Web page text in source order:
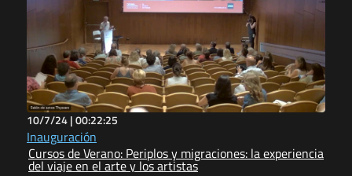
10/7/24 |00:22:25
Inauguración
Cursos de Verano: Periplos y migraciones: la experiencia
del viaje en el arte y los artistas